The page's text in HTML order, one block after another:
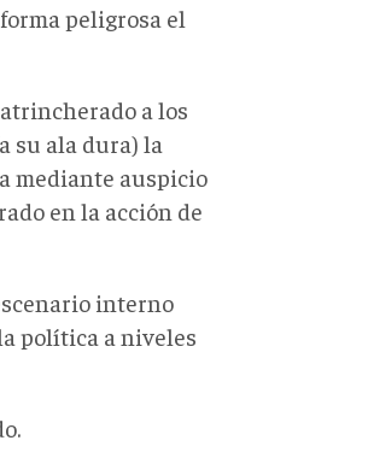
peligrosa el
a los
su ala dura) la
mediante auspicio
en la acción de
interno
política a niveles